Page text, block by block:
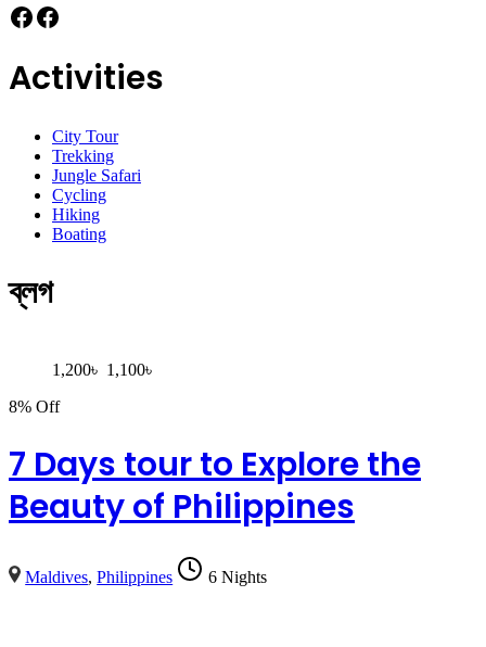
Facebook
Facebook
Activities
City Tour
Trekking
Jungle Safari
Cycling
Hiking
Boating
ব্লগ
1,200৳ 1,100৳
8% Off
7 Days tour to Explore the
Beauty of Philippines
Maldives,Philippines 6 Nights